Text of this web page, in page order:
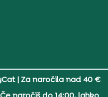
| Za naročila nad 40 €